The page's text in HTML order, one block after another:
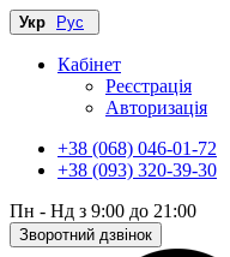
Укр Рус
Кабінет
Реєстрація
Авторизація
+38 (068) 046-01-72
+38 (093) 320-39-30
Пн - Нд з 9:00 до 21:00
Зворотний дзвінок